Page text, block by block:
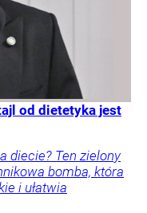
od dietetyka jest
diecie? Ten zielony
bomba, która
i ułatwia